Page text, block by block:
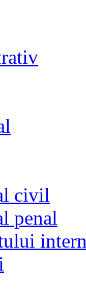
civil
penal